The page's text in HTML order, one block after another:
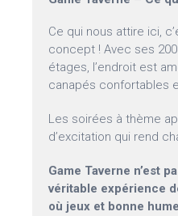
Ce qui nous attire ici,
concept ! Avec ses
étages, l’endroit est
canapés confortables
Les soirées à thème
d’excitation qui rend
Game Taverne n’est
véritable expérience
où jeux et bonne